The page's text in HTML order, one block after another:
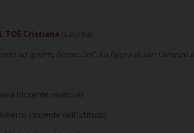
TOÈ Cristiana (Laurea)
ad ignem, homo Dei”. La figura di san Lorenzo
(docente relatore)
(docente dell’Istituto)